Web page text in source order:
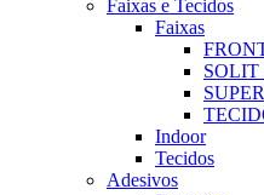
Faixas e Tecidos
Faixas
SOLIT
Indoor
Tecidos
Adesivos